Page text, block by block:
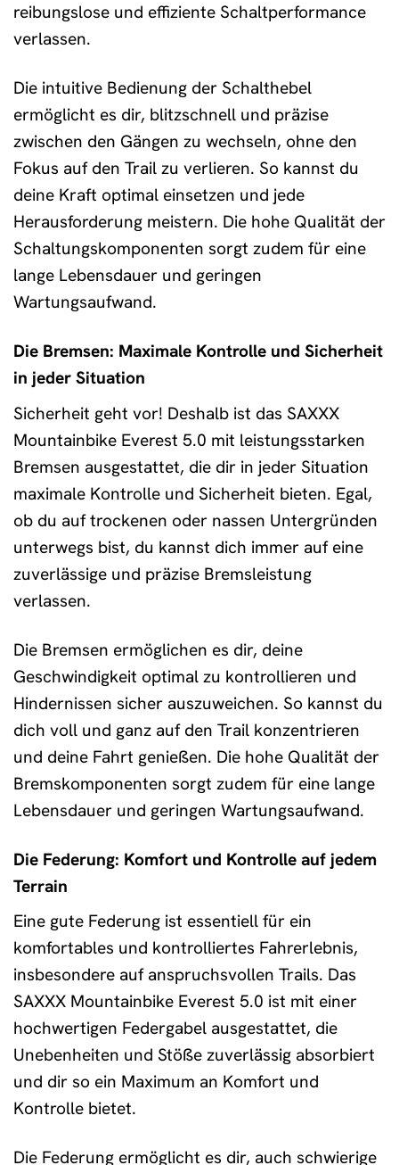
reibungslose und effiziente Schaltperformance
verlassen.
Die intuitive Bedienung der Schalthebel
ermöglicht es dir, blitzschnell und präzise
zwischen den Gängen zu wechseln, ohne den
Fokus auf den Trail zu verlieren. So kannst du
deine Kraft optimal einsetzen und jede
Herausforderung meistern. Die hohe Qualität der
Schaltungskomponenten sorgt zudem für eine
lange Lebensdauer und geringen
Wartungsaufwand.
Die Bremsen: Maximale Kontrolle und Sicherheit
in jeder Situation
Sicherheit geht vor! Deshalb ist das SAXXX
Mountainbike Everest 5.0 mit leistungsstarken
Bremsen ausgestattet, die dir in jeder Situation
maximale Kontrolle und Sicherheit bieten. Egal,
ob du auf trockenen oder nassen Untergründen
unterwegs bist, du kannst dich immer auf eine
zuverlässige und präzise Bremsleistung
verlassen.
Die Bremsen ermöglichen es dir, deine
Geschwindigkeit optimal zu kontrollieren und
Hindernissen sicher auszuweichen. So kannst du
dich voll und ganz auf den Trail konzentrieren
und deine Fahrt genießen. Die hohe Qualität der
Bremskomponenten sorgt zudem für eine lange
Lebensdauer und geringen Wartungsaufwand.
Die Federung: Komfort und Kontrolle auf jedem
Terrain
Eine gute Federung ist essentiell für ein
komfortables und kontrolliertes Fahrerlebnis,
insbesondere auf anspruchsvollen Trails. Das
SAXXX Mountainbike Everest 5.0 ist mit einer
hochwertigen Federgabel ausgestattet, die
Unebenheiten und Stöße zuverlässig absorbiert
und dir so ein Maximum an Komfort und
Kontrolle bietet.
Die Federung ermöglicht es dir, auch schwierige